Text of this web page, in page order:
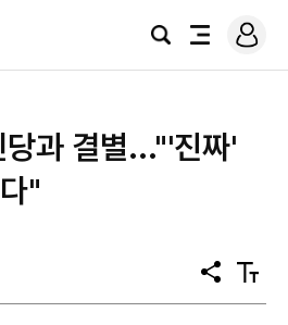
검
전
로
그
과 결별..."'진짜'
"
공
유
텍
스